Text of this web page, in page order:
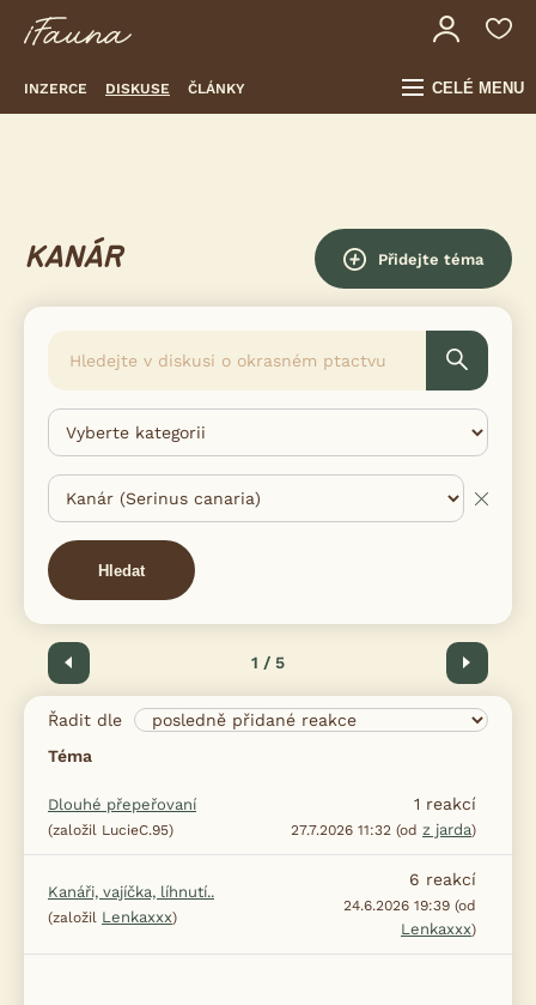
INZERCE DISKUSE ČLÁNKY CELÉ MENU
KANÁR Přidejte téma
Hledat
Předchozí 1 / 5 Další
Řadit dle
Téma
Dlouhé přepeřovaní
(založil LucieC.95)
1 reakcí
27.7.2026 11:32 (od z jarda)
Kanáři, vajíčka, líhnutí..
(založil Lenkaxxx)
6 reakcí
24.6.2026 19:39 (od
Lenkaxxx)